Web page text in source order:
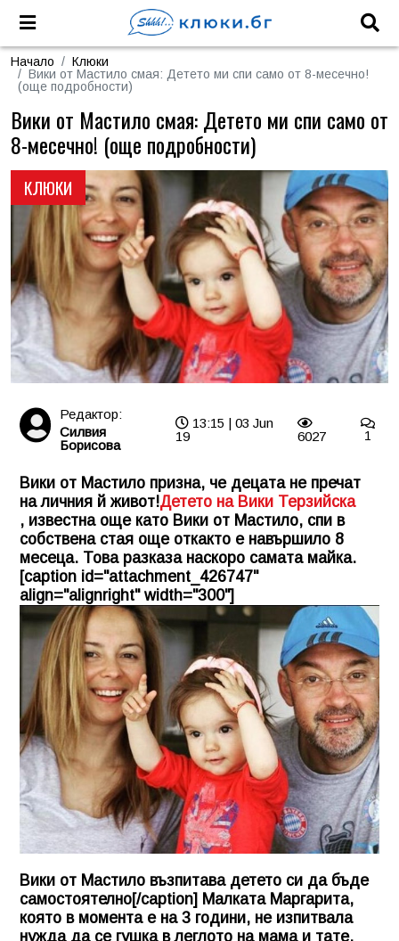
Начало
Клюки
Вики от Мастило смая: Детето ми спи само от 8-месечно!
(още подробности)
КЛЮКИ
Вики от Мастило смая: Детето ми спи само от
8-месечно! (още подробности)
Редактор:
Силвия
Борисова
13:15 | 03 Jun
19
6027 1
Вики от Мастило призна, че децата не пречат
на личния й живот!Детето на Вики Терзийска
, известна още като Вики от Мастило, спи в
собствена стая още откакто е навършило 8
месеца. Това разказа наскоро самата майка.
[caption id="attachment_426747"
align="alignright" width="300"]
Вики от Мастило възпитава детето си да бъде
самостоятелно[/caption] Малката Маргарита,
която в момента е на 3 години, не изпитвала
нужда да се гушка в леглото на мама и тате,